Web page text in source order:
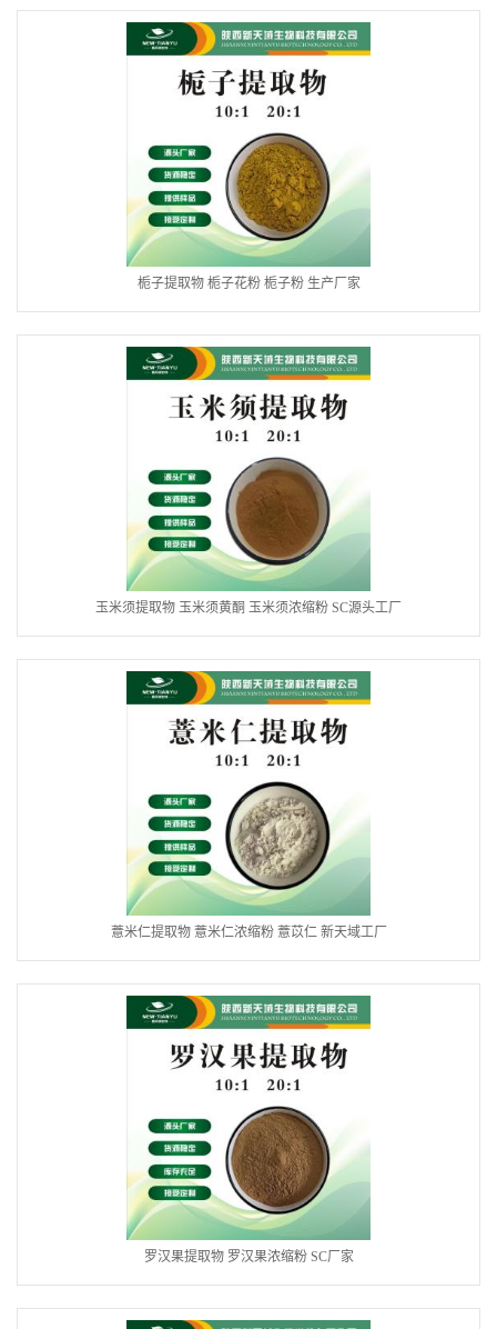
栀子提取物 栀子花粉 栀子粉 生产厂家
玉米须提取物 玉米须黄酮 玉米须浓缩粉 SC源头工厂
薏米仁提取物 薏米仁浓缩粉 薏苡仁 新天域工厂
罗汉果提取物 罗汉果浓缩粉 SC厂家